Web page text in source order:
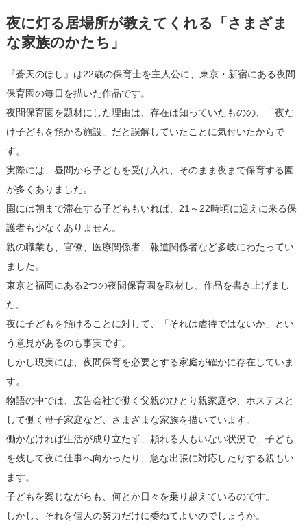
夜に灯る居場所が教えてくれる「さまざま
な家族のかたち」
『蒼天のほし』は22歳の保育士を主人公に、東京・新宿にある夜間
保育園の毎日を描いた作品です。
夜間保育園を題材にした理由は、存在は知っていたものの、「夜だ
け子どもを預かる施設」だと誤解していたことに気付いたからで
す。
実際には、昼間から子どもを受け入れ、そのまま夜まで保育する園
が多くありました。
園には朝まで滞在する子どももいれば、21～22時頃に迎えに来る保
護者も少なくありません。
親の職業も、官僚、医療関係者、報道関係者など多岐にわたってい
ました。
東京と福岡にある2つの夜間保育園を取材し、作品を書き上げまし
た。
夜に子どもを預けることに対して、「それは虐待ではないか」とい
う意見があるのも事実です。
しかし現実には、夜間保育を必要とする家庭が確かに存在していま
す。
物語の中では、広告会社で働く父親のひとり親家庭や、ホステスと
して働く母子家庭など、さまざまな家族を描いています。
働かなければ生活が成り立たず、頼れる人もいない状況で、子ども
を残して夜に仕事へ向かったり、急な出張に対応したりする親もい
ます。
子どもを案じながらも、何とか日々を乗り越えているのです。
しかし、それを個人の努力だけに委ねてよいのでしょうか。